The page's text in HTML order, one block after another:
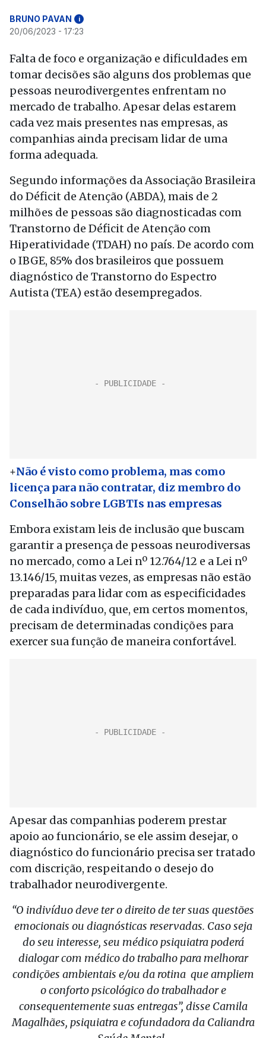
BRUNO PAVAN i
20/06/2023 - 17:23
Falta de foco e organização e dificuldades em
tomar decisões são alguns dos problemas que
pessoas neurodivergentes enfrentam no
mercado de trabalho. Apesar delas estarem
cada vez mais presentes nas empresas, as
companhias ainda precisam lidar de uma
forma adequada.
Segundo informações da Associação Brasileira
do Déficit de Atenção (ABDA), mais de 2
milhões de pessoas são diagnosticadas com
Transtorno de Déficit de Atenção com
Hiperatividade (TDAH) no país. De acordo com
o IBGE, 85% dos brasileiros que possuem
diagnóstico de Transtorno do Espectro
Autista (TEA) estão desempregados.
+Não é visto como problema, mas como
licença para não contratar, diz membro do
Conselhão sobre LGBTIs nas empresas
Embora existam leis de inclusão que buscam
garantir a presença de pessoas neurodiversas
no mercado, como a Lei nº 12.764/12 e a Lei nº
13.146/15, muitas vezes, as empresas não estão
preparadas para lidar com as especificidades
de cada indivíduo, que, em certos momentos,
precisam de determinadas condições para
exercer sua função de maneira confortável.
Apesar das companhias poderem prestar
apoio ao funcionário, se ele assim desejar, o
diagnóstico do funcionário precisa ser tratado
com discrição, respeitando o desejo do
trabalhador neurodivergente.
“O indivíduo deve ter o direito de ter suas questões
emocionais ou diagnósticas reservadas. Caso seja
do seu interesse, seu médico psiquiatra poderá
dialogar com médico do trabalho para melhorar
condições ambientais e/ou da rotina que ampliem
o conforto psicológico do trabalhador e
consequentemente suas entregas”, disse Camila
Magalhães, psiquiatra e cofundadora da Caliandra